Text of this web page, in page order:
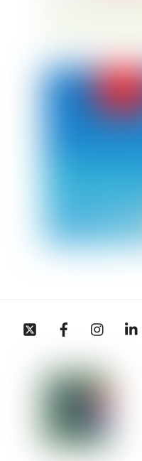
Twitter Facebook